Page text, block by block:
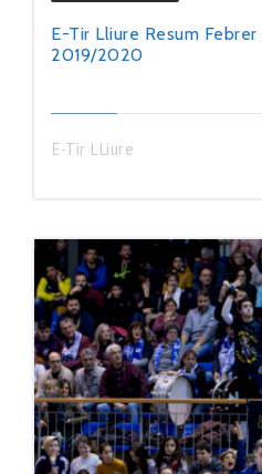
E-Tir Lliure Resum
2019/2020
E-Tir LLiure